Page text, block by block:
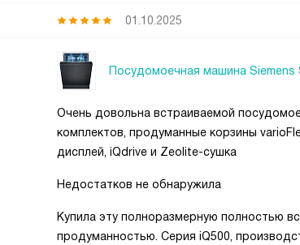
01.10.2025
Посудомоечная машина Siemens
Очень довольна встраиваемой
комплектов, продуманные корзины
дисплей, iQdrive и Zeolite-сушка
Недостатков не обнаружила
Купила эту полноразмерную полностью
продуманностью. Серия iQ500,